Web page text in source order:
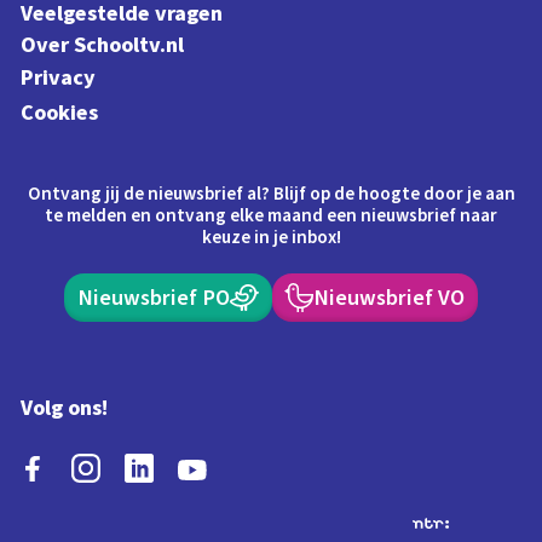
Veelgestelde vragen
Over Schooltv.nl
Privacy
Cookies
Ontvang jij de nieuwsbrief al? Blijf op de hoogte door je aan
te melden en ontvang elke maand een nieuwsbrief naar
keuze in je inbox!
Nieuwsbrief PO Nieuwsbrief VO
Volg ons!